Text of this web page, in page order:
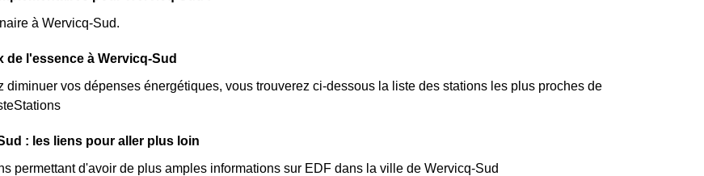
à Wervicq-Sud.
de l'essence à Wervicq-Sud
diminuer vos dépenses énergétiques, vous trouverez ci-dessous la liste des stations les plus proches de
: les liens pour aller plus loin
permettant d'avoir de plus amples informations sur EDF dans la ville de Wervicq-Sud